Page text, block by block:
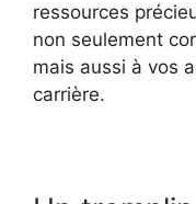
ressources
non seulement
mais aussi à vos
carrière.